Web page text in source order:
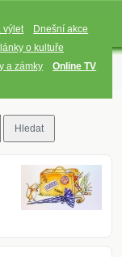
výlet
Dnešní akce
o kultuře
a zámky
Online TV